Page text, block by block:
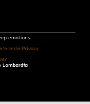
emotions
Privacy
Lombardia